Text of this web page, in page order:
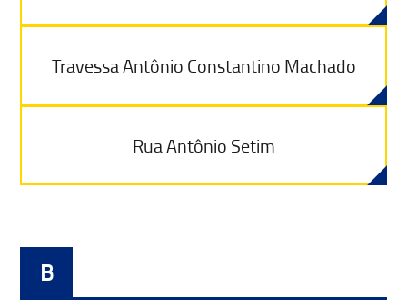
Travessa Antônio Constantino Machado
Rua Antônio Setim
B